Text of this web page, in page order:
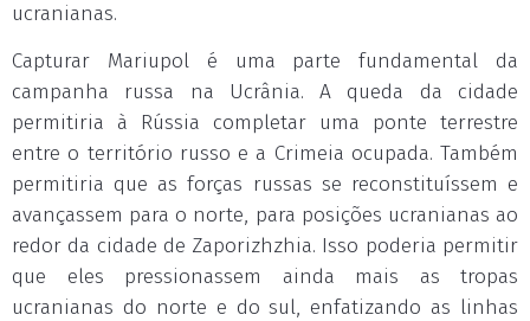
ucranianas.
Capturar Mariupol é uma parte fundamental da
campanha russa na Ucrânia. A queda da cidade
permitiria à Rússia completar uma ponte terrestre
entre o território russo e a Crimeia ocupada. Também
permitiria que as forças russas se reconstituíssem e
avançassem para o norte, para posições ucranianas ao
redor da cidade de Zaporizhzhia. Isso poderia permitir
que eles pressionassem ainda mais as tropas
ucranianas do norte e do sul, enfatizando as linhas